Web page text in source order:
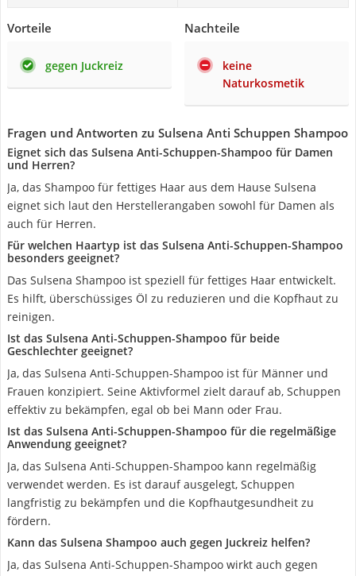
Vorteile
gegen Juckreiz
Nachteile
keine
Naturkosmetik
Fragen und Antworten zu Sulsena Anti Schuppen Shampoo
Eignet sich das Sulsena Anti-Schuppen-Shampoo für Damen
und Herren?
Ja, das Shampoo für fettiges Haar aus dem Hause Sulsena
eignet sich laut den Herstellerangaben sowohl für Damen als
auch für Herren.
Für welchen Haartyp ist das Sulsena Anti-Schuppen-Shampoo
besonders geeignet?
Das Sulsena Shampoo ist speziell für fettiges Haar entwickelt.
Es hilft, überschüssiges Öl zu reduzieren und die Kopfhaut zu
reinigen.
Ist das Sulsena Anti-Schuppen-Shampoo für beide
Geschlechter geeignet?
Ja, das Sulsena Anti-Schuppen-Shampoo ist für Männer und
Frauen konzipiert. Seine Aktivformel zielt darauf ab, Schuppen
effektiv zu bekämpfen, egal ob bei Mann oder Frau.
Ist das Sulsena Anti-Schuppen-Shampoo für die regelmäßige
Anwendung geeignet?
Ja, das Sulsena Anti-Schuppen-Shampoo kann regelmäßig
verwendet werden. Es ist darauf ausgelegt, Schuppen
langfristig zu bekämpfen und die Kopfhautgesundheit zu
fördern.
Kann das Sulsena Shampoo auch gegen Juckreiz helfen?
Ja, das Sulsena Anti-Schuppen-Shampoo wirkt auch gegen